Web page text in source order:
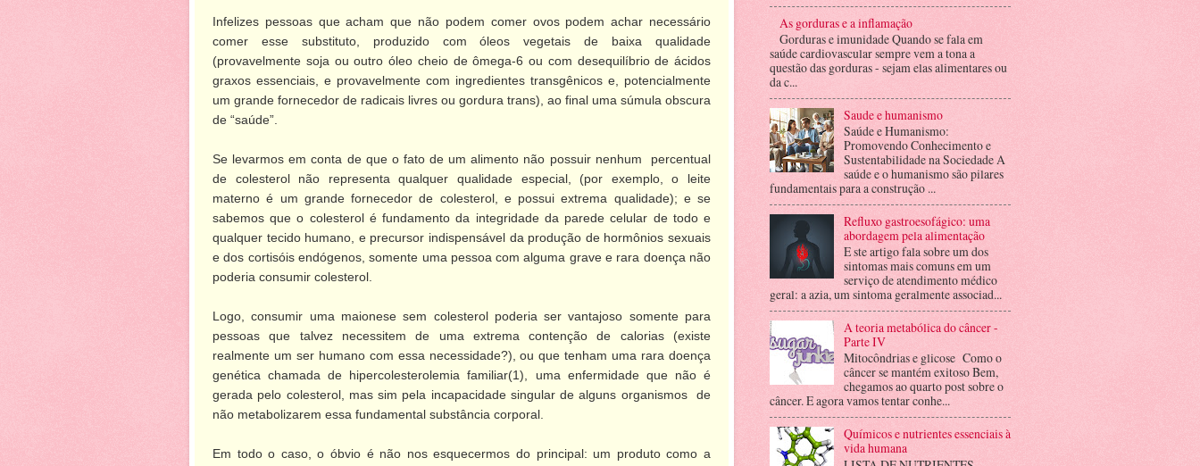
Infelizes pessoas que acham que não podem comer ovos podem achar necessário
comer esse substituto, produzido com óleos vegetais de baixa qualidade
(provavelmente soja ou outro óleo cheio de ômega-6 ou com desequilíbrio de ácidos
graxos essenciais, e provavelmente com ingredientes transgênicos e, potencialmente
um grande fornecedor de radicais livres ou gordura trans), ao final uma súmula obscura
de “saúde”.
Se levarmos em conta de que o fato de um alimento não possuir nenhum percentual
de colesterol não representa qualquer qualidade especial, (por exemplo, o leite
materno é um grande fornecedor de colesterol, e possui extrema qualidade); e se
sabemos que o colesterol é fundamento da integridade da parede celular de todo e
qualquer tecido humano, e precursor indispensável da produção de hormônios sexuais
e dos cortisóis endógenos, somente uma pessoa com alguma grave e rara doença não
poderia consumir colesterol.
Logo, consumir uma maionese sem colesterol poderia ser vantajoso somente para
pessoas que talvez necessitem de uma extrema contenção de calorias (existe
realmente um ser humano com essa necessidade?), ou que tenham uma rara doença
genética chamada de hipercolesterolemia familiar(1), uma enfermidade que não é
gerada pelo colesterol, mas sim pela incapacidade singular de alguns organismos de
não metabolizarem essa fundamental substância corporal.
Em todo o caso, o óbvio é não nos esquecermos do principal: um produto como a
As gorduras e a inflamação
Gorduras e imunidade Quando se fala em
saúde cardiovascular sempre vem a tona a
questão das gorduras - sejam elas alimentares ou
da c...
Saude e humanismo
Saúde e Humanismo:
Promovendo Conhecimento e
Sustentabilidade na Sociedade A
saúde e o humanismo são pilares
fundamentais para a construção ...
Refluxo gastroesofágico: uma
abordagem pela alimentação
E ste artigo fala sobre um dos
sintomas mais comuns em um
serviço de atendimento médico
geral: a azia, um sintoma geralmente associad...
A teoria metabólica do câncer -
Parte IV
Mitocôndrias e glicose Como o
câncer se mantém exitoso Bem,
chegamos ao quarto post sobre o
câncer. E agora vamos tentar conhe...
Químicos e nutrientes essenciais à
vida humana